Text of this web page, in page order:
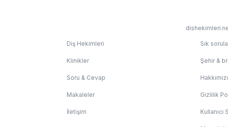
Diş Hekimleri
Klinikler
Soru & Cevap
Makaleler
İletişim
Sık
Şehir &
Gizlilik